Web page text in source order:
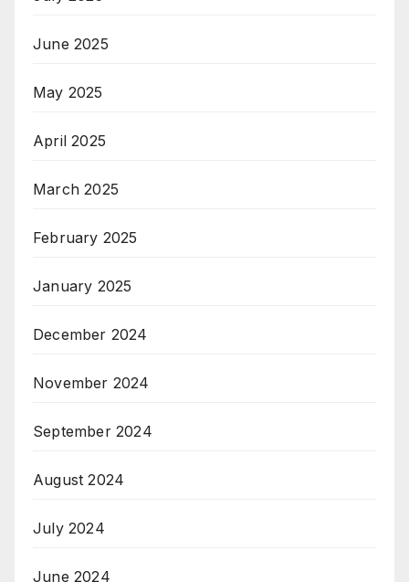
June 2025
May 2025
April 2025
March 2025
February 2025
January 2025
December 2024
November 2024
September 2024
August 2024
July 2024
June 2024